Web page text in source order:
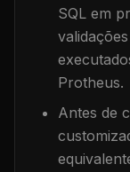
SQL em
Protheus.
Antes de